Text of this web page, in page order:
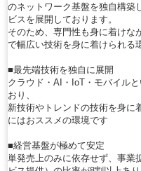
のネットワーク基盤を独自構築
ビスを展開しております。
そのため、専門性も身に着けな
で幅広い技術を身に着けられる
■最先端技術を独自に展開
クラウド・AI・IoT・モバイル
おり、
新技術やトレンドの技術を身に
にはおススメの環境です
■経営基盤が極めて安定
単発売上のみに依存せず、事業